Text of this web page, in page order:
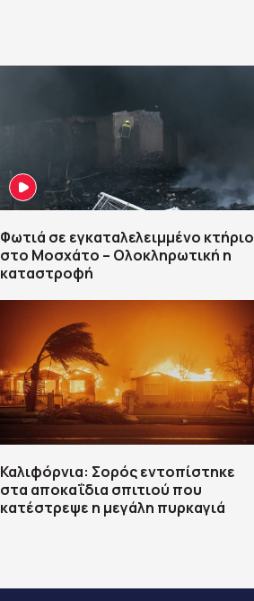
Φωτιά σε εγκαταλελειμμένο κτήριο
στο Μοσχάτο – Ολοκληρωτική η
καταστροφή
Καλιφόρνια: Σορός εντοπίστηκε
στα αποκαΐδια σπιτιού που
κατέστρεψε η μεγάλη πυρκαγιά